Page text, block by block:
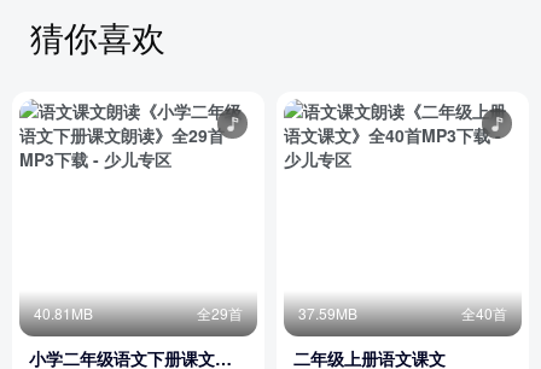
猜你喜欢
40.81MB 全29首
小学二年级语文下册课文朗
37.59MB 全40首
二年级上册语文课文